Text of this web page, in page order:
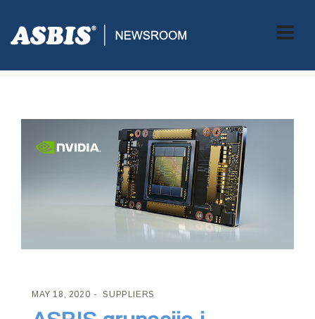
ASBIS CROATIA> SUPPLIERS > ASBIS GRUPACIJA I NVIDIA
POTPISALI PARTNERSKI UGOVOR
MAY 18, 2020 SUPPLIERS